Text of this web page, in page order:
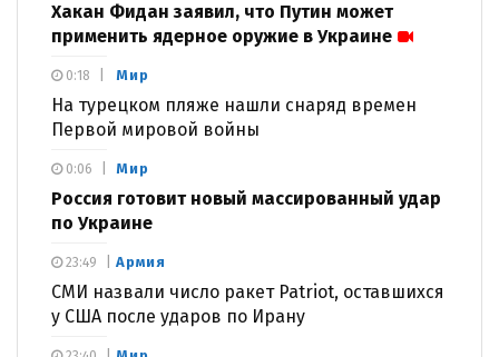
Хакан Фидан заявил, что Путин может
применить ядерное оружие в Украине
Мир
На турецком пляже нашли снаряд времен
Первой мировой войны
0:18
Мир
Россия готовит новый массированный удар
по Украине
0:06
Армия
СМИ назвали число ракет Patriot, оставшихся
у США после ударов по Ирану
23:49